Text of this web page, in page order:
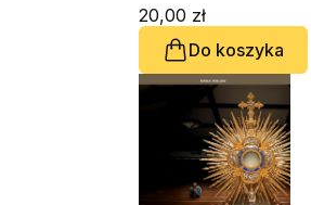
20,00 zł
Do koszyka